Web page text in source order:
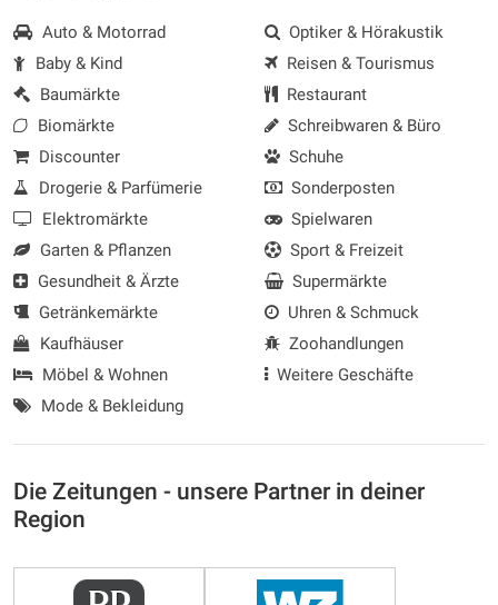
Auto & Motorrad
Baby & Kind
Baumärkte
Biomärkte
Discounter
Drogerie & Parfümerie
Elektromärkte
Garten & Pflanzen
Gesundheit & Ärzte
Getränkemärkte
Kaufhäuser
Möbel & Wohnen
Mode & Bekleidung
Optiker & Hörakustik
Reisen & Tourismus
Restaurant
Schreibwaren & Büro
Schuhe
Sonderposten
Spielwaren
Sport & Freizeit
Supermärkte
Uhren & Schmuck
Zoohandlungen
Weitere Geschäfte
Die Zeitungen - unsere Partner in deiner
Region